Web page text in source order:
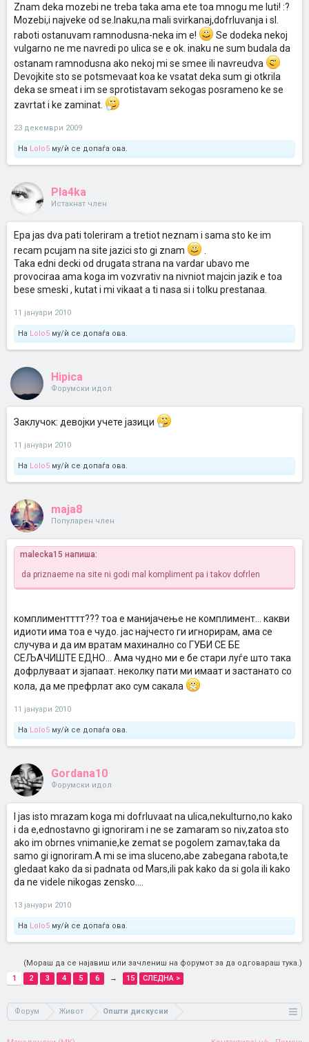
Znam deka mozebi ne treba taka ama ete toa mnogu me luti! :?
Mozebi,i najveke od se.Inaku,na mali svirkanaj,dofrluvanja i sl.
raboti ostanuvam ramnodusna-neka im e!
Se dodeka nekoj
vulgarno ne me navredi po ulica se e ok. inaku ne sum budala da
ostanam ramnodusna ako nekoj mi se smee ili navreudva
Devojkite sto se potsmevaat koa ke vsatat deka sum gi otkrila
deka se smeat i im se sprotistavam sekogas posrameno ke se
zavrtat i ke zaminat.
23 декември 2009
На Lolo5 му/ѝ се допаѓа ова.
Pla4ka
Истакнат член
Epa jas dva pati toleriram a tretiot neznam i sama sto ke im
recam pcujam na site jazici sto gi znam
Taka edni decki od drugata strana na vardar ubavo me
provociraa ama koga im vozvrativ na nivniot majcin jazik e toa
bese smeski , kutat i mi vikaat a ti nasa si i tolku prestanaa.
11 јануари 2010
На Lolo5 му/ѝ се допаѓа ова.
Hipica
Форумски идол
Заклучок: девојки учете јазици
11 јануари 2010
На Lolo5 му/ѝ се допаѓа ова.
maja8
Популарен член
malecka15 напиша:
da priznaeme na site ni godi mal kompliment pa i takov dofrlen
комплиментттт??? тоа е манијачење не комплимент... какви
идиоти има тоа е чудо. јас најчесто ги игнорирам, ама се
случува и да им вратам махинално со ГУБИ СЕ БЕ
СЕЉАЧИШТЕ ЕДНО... Ама чудно ми е бе стари луѓе што така
дофрлуваат и зјапаат. неколку пати ми имаат и застанато со
кола, да ме префрлат ако сум сакала
11 јануари 2010
На Lolo5 му/ѝ се допаѓа ова.
Gordana10
Форумски идол
I jas isto mrazam koga mi dofrluvaat na ulica,nekulturno,no kako
i da e,ednostavno gi ignoriram i ne se zamaram so niv,zatoa sto
ako im obrnes vnimanie,ke zemat se pogolem zamav,taka da
samo gi ignoriram.A mi se ima sluceno,abe zabegana rabota,te
gledaat kako da si padnata od Mars,ili pak kako da si gola ili kako
da ne videle nikogas zensko....
13 јануари 2010
На Lolo5 му/ѝ се допаѓа ова.
(Мораш да се најавиш или зачлениш на форумот за да одговараш тука.)
1
2 3 4 5 6 → 15 СЛЕДНА >
Форум Живот Општи дискусии